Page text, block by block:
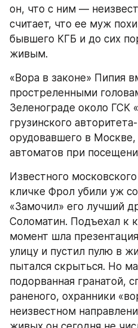
он, что с ним —
считает, что ее муж
бывшего КГБ и до сих
живым.
«Вора в законе» Пипия
простреленными
Зеленограде около ГСК
грузинского
орудовавшего в Москве,
автоматов при
Известного
кличке Фрол убили уж
«Замочил» его лучший
Соломатин. Подъехал к
момент шла
улицу и пустил пулю в
пытался скрыться. Но
подорванная гранатой,
раненого, охранники
неизвестном